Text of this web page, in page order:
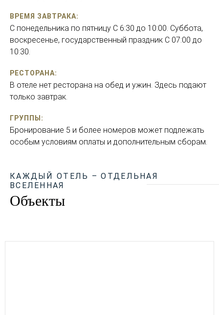
ВРЕМЯ ЗАВТРАКА:
С понедельника по пятницу С 6:30 до 10:00. Суббота,
воскресенье, государственный праздник С 07:00 до
10:30.
PЕСТОРАНА:
В отеле нет ресторана на обед и ужин. Здесь подают
только завтрак.
ГРУППЫ:
Бронирование 5 и более номеров может подлежать
особым условиям оплаты и дополнительным сборам.
КАЖДЫЙ ОТЕЛЬ – ОТДЕЛЬНАЯ
ВСЕЛЕННАЯ
Объекты